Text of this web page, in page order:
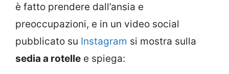
è fatto prendere dall’ansia e
preoccupazioni, e in un video social
pubblicato su Instagram si mostra sulla
sedia a rotelle e spiega: